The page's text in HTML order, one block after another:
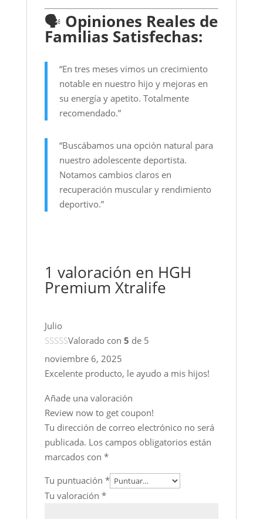
🗣️ Opiniones Reales de
Familias Satisfechas:
“En tres meses vimos un crecimiento
notable en nuestro hijo y mejoras en
su energía y apetito. Totalmente
recomendado.”
“Buscábamos una opción natural para
nuestro adolescente deportista.
Notamos cambios claros en
recuperación muscular y rendimiento
deportivo.”
1 valoración en HGH
Premium Xtralife
Julio
Valorado con 5 de 5
noviembre 6, 2025
Excelente producto, le ayudo a mis hijos!
Añade una valoración
Review now to get coupon!
Tu dirección de correo electrónico no será
publicada. Los campos obligatorios están
marcados con *
Tu puntuación *
Tu valoración *